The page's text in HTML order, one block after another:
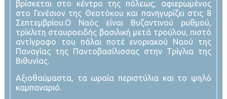
βρίσκεται στο κέντρο της πόλεως, αφιερωμένος
στο Γενέσιον της Θεοτόκου και πανηγυρίζει στις 8
Σεπτεμβρίου.Ο Ναός είναι Βυζαντινού ρυθμού,
τρίκλιτη σταυροειδής βασιλική μετά τρούλου, πιστό
αντίγραφο του πάλαι ποτέ ενοριακού Ναού της
Παναγίας της Παντοβασίλισσας στην Τρίγλια της
Βιθυνίας.
Αξιοθαύμαστα, τα ωραία περιστύλια και το ψηλό
καμπαναριό.